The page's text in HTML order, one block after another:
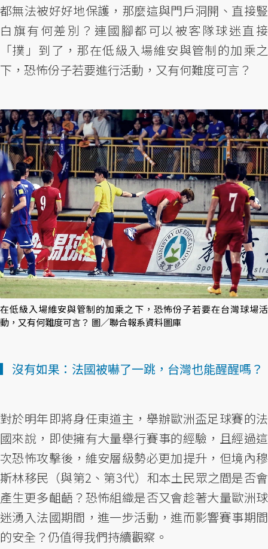
都無法被好好地保護，那麼這與門戶洞開、直接豎
白旗有何差別？連國腳都可以被客隊球迷直接
「撲」到了，那在低級入場維安與管制的加乘之
下，恐怖份子若要進行活動，又有何難度可言？
在低級入場維安與管制的加乘之下，恐怖份子若要在台灣球場活
動，又有何難度可言？ 圖／聯合報系資料圖庫
▎沒有如果：法國被嚇了一跳，台灣也能醒醒嗎？
對於明年即將身任東道主，舉辦歐洲盃足球賽的法
國來說，即使擁有大量舉行賽事的經驗，且經過這
次恐怖攻擊後，維安層級勢必更加提升，但境內穆
斯林移民（與第2、第3代）和本土民眾之間是否會
產生更多齟齬？恐怖組織是否又會趁著大量歐洲球
迷湧入法國期間，進一步活動，進而影響賽事期間
的安全？仍值得我們持續觀察。